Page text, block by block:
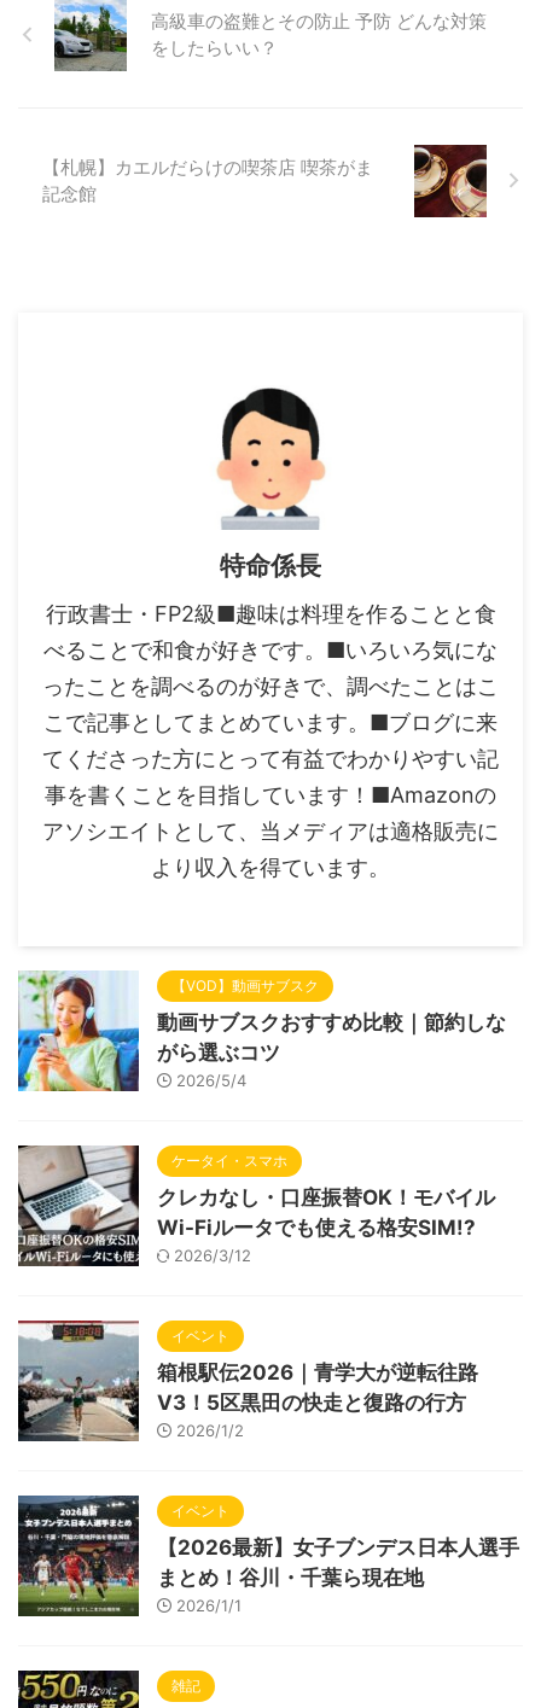
高級車の盗難とその防止 予防 どんな対策
をしたらいい？
【札幌】カエルだらけの喫茶店 喫茶がま
記念館
特命係長
行政書士・FP2級■趣味は料理を作ることと食
べることで和食が好きです。■いろいろ気にな
ったことを調べるのが好きで、調べたことはこ
こで記事としてまとめています。■ブログに来
てくださった方にとって有益でわかりやすい記
事を書くことを目指しています！■Amazonの
アソシエイトとして、当メディアは適格販売に
より収入を得ています。
【VOD】動画サブスク
動画サブスクおすすめ比較｜節約しな
がら選ぶコツ
2026/5/4
ケータイ・スマホ
クレカなし・口座振替OK！モバイル
Wi-Fiルータでも使える格安SIM!?
2026/3/12
イベント
箱根駅伝2026｜青学大が逆転往路
V3！5区黒田の快走と復路の行方
2026/1/2
イベント
【2026最新】女子ブンデス日本人選手
まとめ！谷川・千葉ら現在地
2026/1/1
雑記